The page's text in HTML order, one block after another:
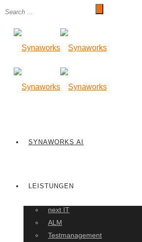
SYNAWORKS AI
LEISTUNGEN
next IT
ALM
Testmanagement